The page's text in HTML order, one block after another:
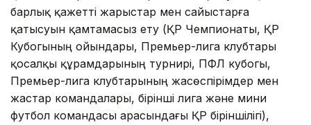
барлық қажетті жарыстар мен сайыстарға
қатысуын қамтамасыз ету (ҚР Чемпионаты, ҚР
Кубогының ойындары, Премьер-лига клубтары
қосалқы құрамдарының турнирі, ПФЛ кубогы,
Премьер-лига клубтарының жасөспірімдер мен
жастар командалары, бірінші лига және мини
футбол командасы арасындағы ҚР біріншілігі),